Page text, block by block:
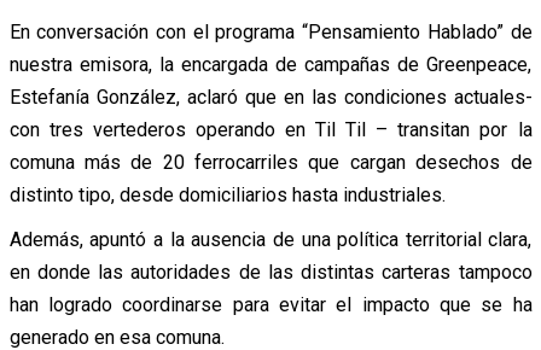
En conversación con el programa “Pensamiento Hablado” de
nuestra emisora, la encargada de campañas de Greenpeace,
Estefanía González, aclaró que en las condiciones actuales-
con tres vertederos operando en Til Til – transitan por la
comuna más de 20 ferrocarriles que cargan desechos de
distinto tipo, desde domiciliarios hasta industriales.
Además, apuntó a la ausencia de una política territorial clara,
en donde las autoridades de las distintas carteras tampoco
han logrado coordinarse para evitar el impacto que se ha
generado en esa comuna.